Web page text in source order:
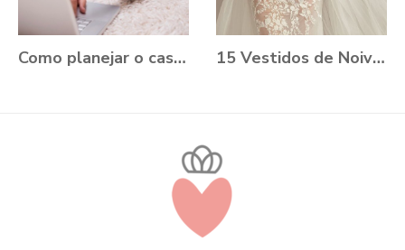
Como planejar o casamento durante a Pandemia? 15 Vestidos de Noiva Plus Size para você se apaixonar